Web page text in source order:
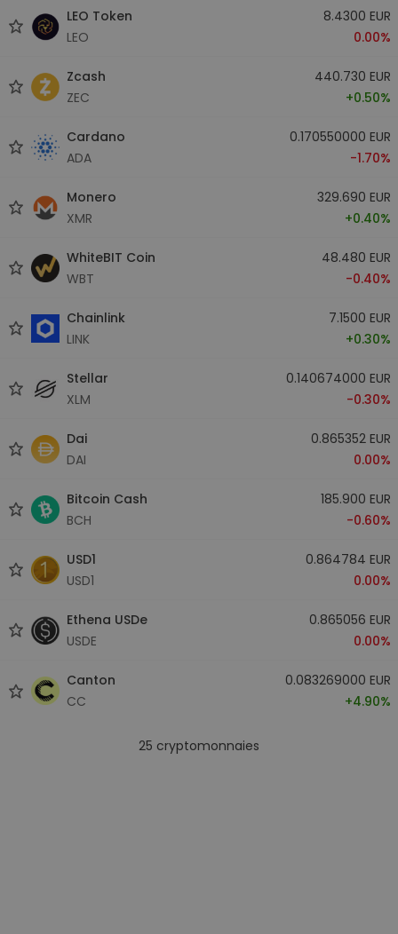
LEO Token
LEO
8.4300 EUR
0.00%
Zcash
ZEC
440.730 EUR
+0.50%
Cardano
ADA
0.170550000 EUR
-1.70%
Monero
XMR
329.690 EUR
+0.40%
WhiteBIT Coin
WBT
48.480 EUR
-0.40%
Chainlink
LINK
7.1500 EUR
+0.30%
Stellar
XLM
0.140674000 EUR
-0.30%
Dai
DAI
0.865352 EUR
0.00%
Bitcoin Cash
BCH
185.900 EUR
-0.60%
USD1
USD1
0.864784 EUR
0.00%
Ethena USDe
USDE
0.865056 EUR
0.00%
Canton
CC
0.083269000 EUR
+4.90%
25 cryptomonnaies